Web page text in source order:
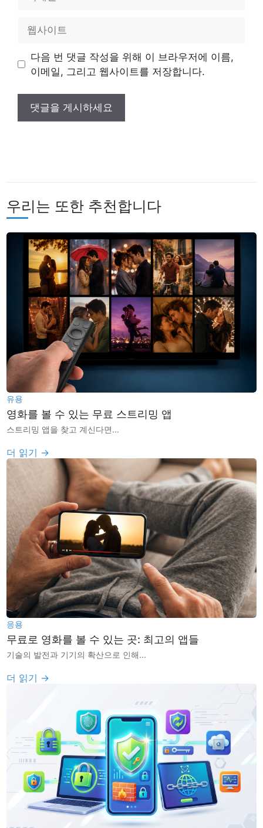
트
다음 번 댓글 작성을 위해 이 브라우저에 이름,
이메일, 그리고 웹사이트를 저장합니다.
우리는 또한 추천합니다
유용
영화를 볼 수 있는 무료 스트리밍 앱
스트리밍 앱을 찾고 계신다면...
더 읽기 →
응용
무료로 영화를 볼 수 있는 곳: 최고의 앱들
기술의 발전과 기기의 확산으로 인해...
더 읽기 →